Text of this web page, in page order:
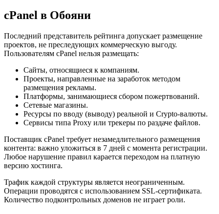
cPanel в Обояни
Последний представитель рейтинга допускает размещение
проектов, не преследующих коммерческую выгоду.
Пользователям cPanel нельзя размещать:
Сайты, относящиеся к компаниям.
Проекты, направленные на заработок методом
размещения рекламы.
Платформы, занимающиеся сбором пожертвований.
Сетевые магазины.
Ресурсы по вводу (выводу) реальной и Crypto-валюты.
Сервисы типа Proxy или трекеры по раздаче файлов.
Поставщик cPanel требует незамедлительного размещения
контента: важно уложиться в 7 дней с момента регистрации.
Любое нарушение правил карается переходом на платную
версию хостинга.
Трафик каждой структуры является неограниченным.
Операции проводятся с использованием SSL-сертификата.
Количество подконтрольных доменов не играет роли.